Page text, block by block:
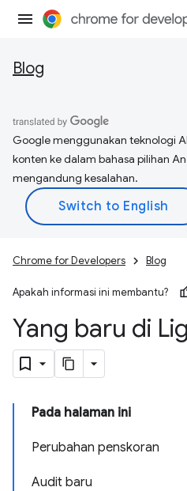
Blog
Google menggunakan teknologi
konten ke dalam bahasa pilihan
mengandung kesalahan.
Chrome for Developers Blog
Apakah informasi ini membantu?
Yang baru di
Pada halaman ini
Perubahan penskoran
Audit baru